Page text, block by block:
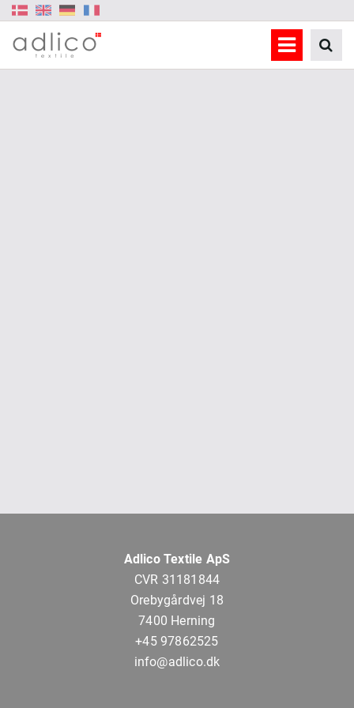
Adlico Textile ApS
CVR 31181844
Orebygårdvej 18
7400 Herning
+45 97862525
info@adlico.dk